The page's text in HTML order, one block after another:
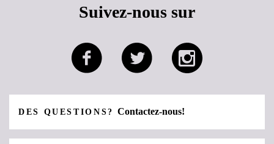
Suivez-nous sur
DES QUESTIONS?Contactez-nous!